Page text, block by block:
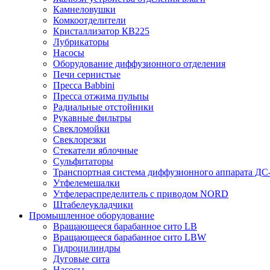
Камнеловушки
Комкоотделители
Кристаллизатор КВ225
Лубрикаторы
Насосы
Оборудование диффузионного отделения
Печи сернистые
Пресса Babbini
Пресса отжима пульпы
Радиальные отстойники
Рукавные фильтры
Свекломойки
Свеклорезки
Стекатели яблочные
Сульфитаторы
Транспортная система диффузионного аппарата
Утфелемешалки
Утфелераспределитель с приводом NORD
Штабелеукладчики
Промышленное оборудование
Вращающееся барабанное сито LB
Вращающееся барабанное сито LBW
Гидроцилиндры
Дуговые сита